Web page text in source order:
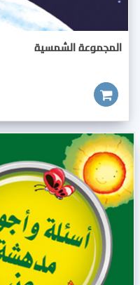
المجموعة الشمسية